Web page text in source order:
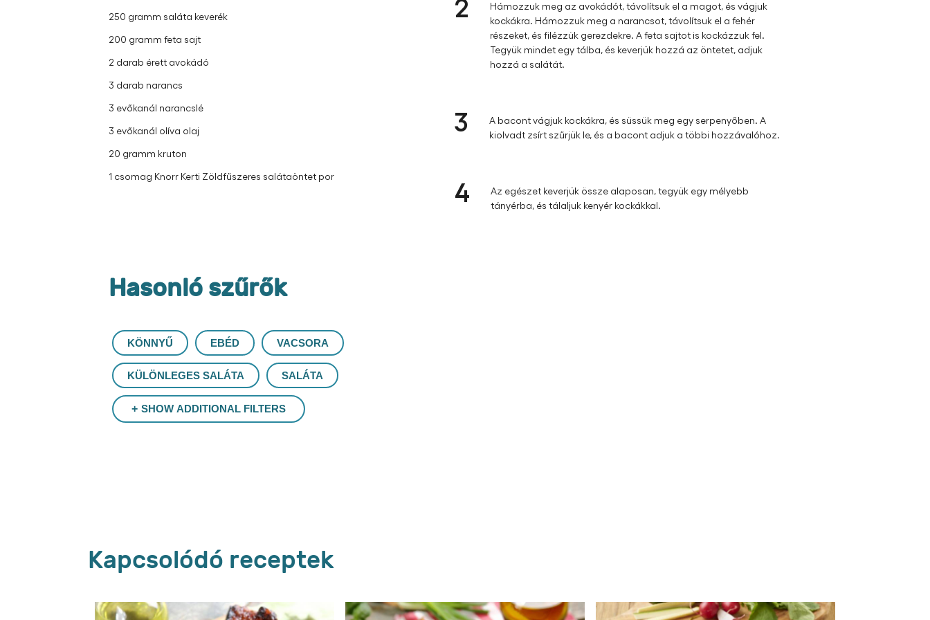
250 gramm saláta keverék
200 gramm feta sajt
2 darab érett avokádó
3 darab narancs
3 evőkanál narancslé
3 evőkanál olíva olaj
20 gramm kruton
1 csomag Knorr Kerti Zöldfűszeres salátaöntet por
2
Hámozzuk meg az avokádót, távolítsuk el a magot, és vágjuk
kockákra. Hámozzuk meg a narancsot, távolítsuk el a fehér
részeket, és filézzük gerezdekre. A feta sajtot is kockázzuk fel.
Tegyük mindet egy tálba, és keverjük hozzá az öntetet, adjuk
hozzá a salátát.
3
A bacont vágjuk kockákra, és süssük meg egy serpenyőben. A
kiolvadt zsírt szűrjük le, és a bacont adjuk a többi hozzávalóhoz.
4
Az egészet keverjük össze alaposan, tegyük egy mélyebb
tányérba, és tálaljuk kenyér kockákkal.
Hasonló szűrők
KÖNNYŰ EBÉD VACSORA
KÜLÖNLEGES SALÁTA SALÁTA
SHOW ADDITIONAL FILTERS